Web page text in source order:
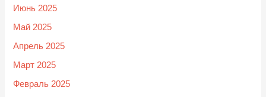
Июнь 2025
Май 2025
Апрель 2025
Март 2025
Февраль 2025